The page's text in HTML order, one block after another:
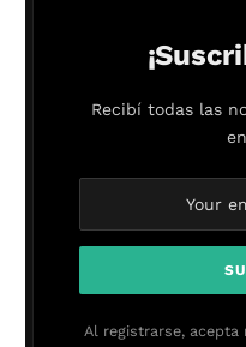
Recibí todas las
Al registrarse,